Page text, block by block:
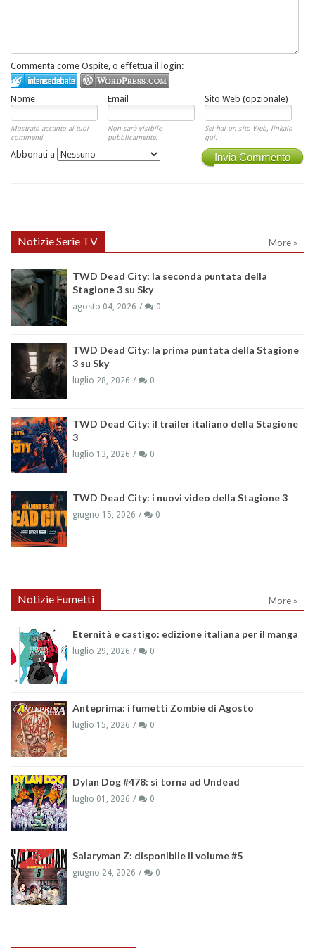
Commenta come Ospite, o effettua il login:
Nome Email Sito Web (opzionale)
Mostrato accanto ai tuoi
commenti.
Non sarà visibile
pubblicamente.
Sei hai un sito Web, linkalo
qui.
Invia Commento
Abbonati a
Notizie Serie TV More »
TWD Dead City: la seconda puntata della
Stagione 3 su Sky
agosto 04, 2026 0
TWD Dead City: la prima puntata della Stagione
3 su Sky
luglio 28, 2026 0
TWD Dead City: il trailer italiano della Stagione
3
luglio 13, 2026 0
TWD Dead City: i nuovi video della Stagione 3
giugno 15, 2026 0
Notizie Fumetti More »
Eternità e castigo: edizione italiana per il manga
luglio 29, 2026 0
Anteprima: i fumetti Zombie di Agosto
luglio 15, 2026 0
Dylan Dog #478: si torna ad Undead
luglio 01, 2026 0
Salaryman Z: disponibile il volume #5
giugno 24, 2026 0